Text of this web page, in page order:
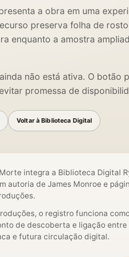
a obra em uma
preserva folha de
enquanto a amostra
não está ativa. O botão
promessa de
Voltar à Biblioteca Digital
integra a Biblioteca Digital
autoria de James Monroe e
o registro funciona
de descoberta e ligação
e futura circulação digital.